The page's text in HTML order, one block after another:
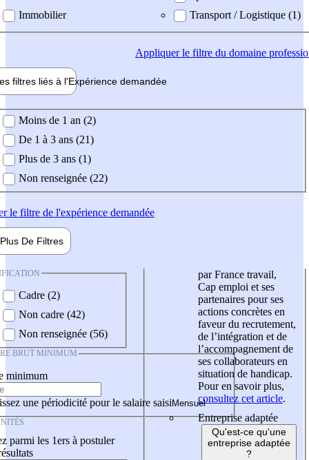
Immobilier
Transport / Logistique (1)
Appliquerle filtre du domaine
filtres liés à l'Expérience demandée
demandée
Moins de 1 an (2)
De 1 à 3 ans (21)
Plus de 3 ans (1)
Non renseignée (22)
le filtre de l'expérience demandée
Plus De Filtres
Cadre (2)
Non cadre (42)
Non renseignée (56)
BRUT MINIMUM
minimum
une périodicité pour le salaire saisi
parmi les 1ers à postuler
par France travail,
Cap emploi et ses
partenaires pour ses
actions concrètes en
faveur du recrutement,
de l’intégration et de
l’accompagnement de
ses collaborateurs en
situation de handicap.
Pour en savoir plus,
consultez cet article.
Entreprise adaptée
Qu'est-ce qu'une
entreprise adaptée
?